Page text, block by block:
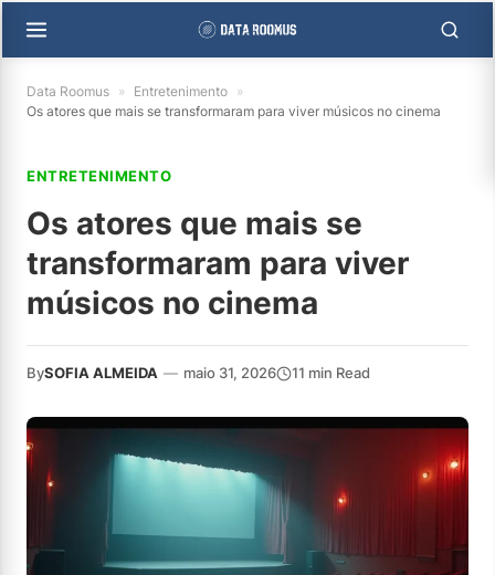
Data Roomus » Entretenimento »
Os atores que mais se transformaram para viver músicos no cinema
ENTRETENIMENTO
Os atores que mais se
transformaram para viver
músicos no cinema
BySOFIA ALMEIDA — maio 31, 2026 11 min Read